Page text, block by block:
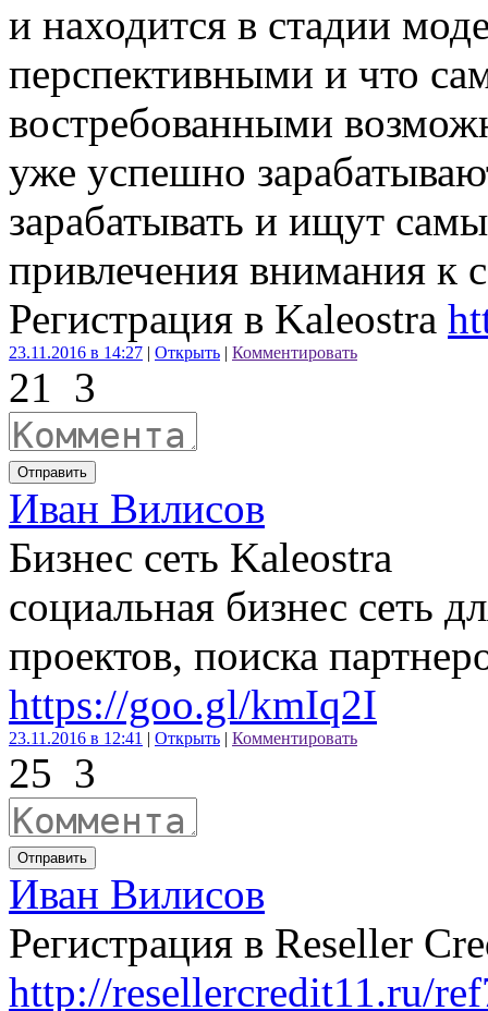
и находится в стадии
перспективными и что
востребованными
уже успешно
зарабатывать и ищут
привлечения внимания к
Регистрация в Kaleostra
23.11.2016 в 14:27 | Открыть | Комментировать
21 3
Отправить
Иван Вилисов
Бизнес сеть Kaleostra
социальная бизнес сеть
проектов, поиска
https://goo.gl/kmIq2I
23.11.2016 в 12:41 | Открыть | Комментировать
25 3
Отправить
Иван Вилисов
Регистрация в Reseller
http://resellercredit11.ru/